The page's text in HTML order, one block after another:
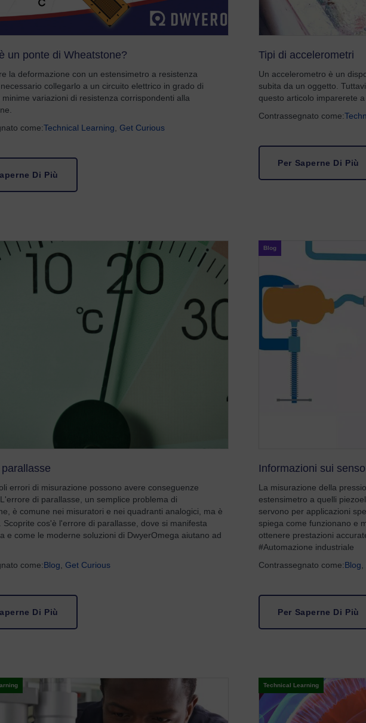
un ponte di Wheatstone?
la deformazione con un estensimetro a resistenza
collegarlo a un circuito elettrico in grado di
minime variazioni di resistenza corrispondenti alla
come:Technical Learning Get Curious
Di Più
Tipi di accelerometri
Un accelerometro è un
subita da un oggetto.
questo articolo imparerete a
Contrassegnato come:
Per Saperne Di Più
errori di misurazione possono avere conseguenze
di parallasse, un semplice problema di
è comune nei misuratori e nei quadranti analogici, ma è
Scoprite cos'è l'errore di parallasse, dove si manifesta
e come le moderne soluzioni di DwyerOmega aiutano ad
come:Blog Get Curious
Di Più
Blog
Informazioni sui
La misurazione della
estensimetro a quelli
servono per applicazioni
spiega come funzionano e
ottenere prestazioni
#Automazione industriale
Contrassegnato come:Blog
Per Saperne Di Più
Technical Learning